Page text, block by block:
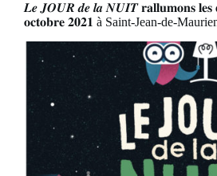
𝑳𝒆 𝑱𝑶𝑼𝑹 𝒅𝒆 𝒍𝒂 𝑵𝑼𝑰𝑻 𝐫𝐚𝐥𝐥𝐮𝐦𝐨𝐧𝐬 𝐥𝐞𝐬
𝐨𝐜𝐭𝐨𝐛𝐫𝐞 𝟐𝟎𝟐𝟏 à Saint-Jean-de-